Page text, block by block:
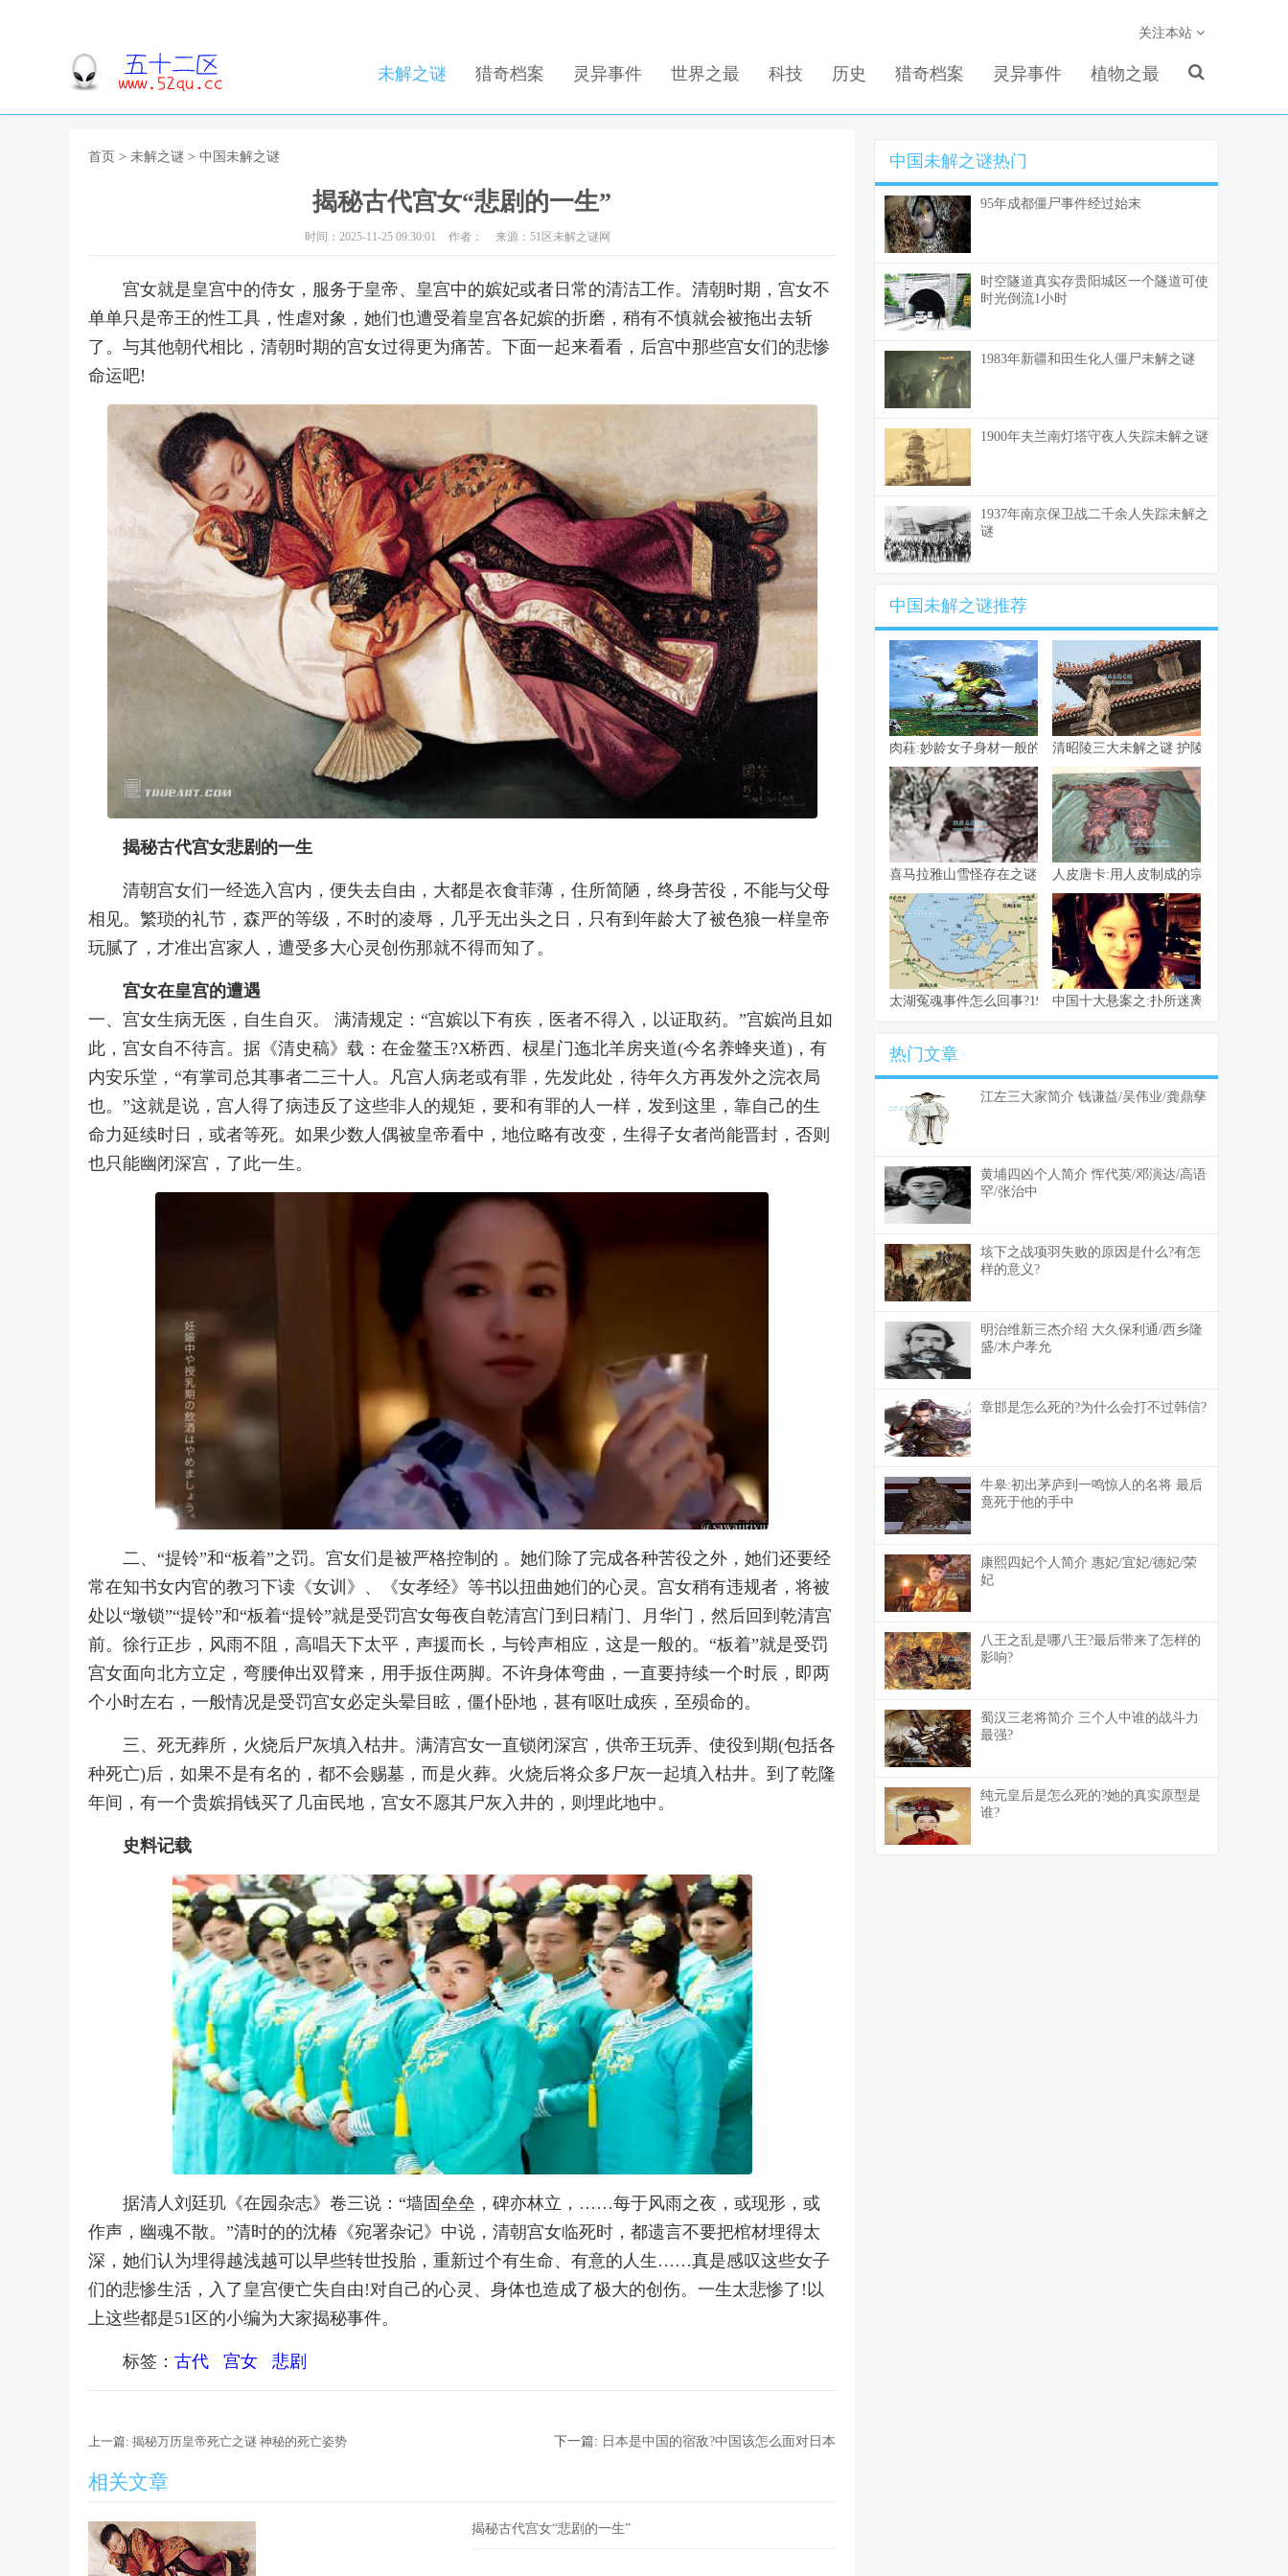
未解之谜 猎奇档案 灵异事件 世界之最 科技 历史 猎奇档案 灵异事件 植物之最
关注本站
首页 > 未解之谜 > 中国未解之谜
揭秘古代宫女“悲剧的一生”
时间：2025-11-25 09:30:01 作者： 来源：51区未解之谜网
宫女就是皇宫中的侍女，服务于皇帝、皇宫中的嫔妃或者日常的清洁工作。清朝时期，宫女不
单单只是帝王的性工具，性虐对象，她们也遭受着皇宫各妃嫔的折磨，稍有不慎就会被拖出去斩
了。与其他朝代相比，清朝时期的宫女过得更为痛苦。下面一起来看看，后宫中那些宫女们的悲惨
命运吧!
揭秘古代宫女悲剧的一生
清朝宫女们一经选入宫内，便失去自由，大都是衣食菲薄，住所简陋，终身苦役，不能与父母
相见。繁琐的礼节，森严的等级，不时的凌辱，几乎无出头之日，只有到年龄大了被色狼一样皇帝
玩腻了，才准出宫家人，遭受多大心灵创伤那就不得而知了。
宫女在皇宫的遭遇
一、宫女生病无医，自生自灭。 满清规定：“宫嫔以下有疾，医者不得入，以证取药。”宫嫔尚且如
此，宫女自不待言。据《清史稿》载：在金鳌玉?X桥西、棂星门迤北羊房夹道(今名养蜂夹道)，有
内安乐堂，“有掌司总其事者二三十人。凡宫人病老或有罪，先发此处，待年久方再发外之浣衣局
也。”这就是说，宫人得了病违反了这些非人的规矩，要和有罪的人一样，发到这里，靠自己的生
命力延续时日，或者等死。如果少数人偶被皇帝看中，地位略有改变，生得子女者尚能晋封，否则
也只能幽闭深宫，了此一生。
二、“提铃”和“板着”之罚。宫女们是被严格控制的 。她们除了完成各种苦役之外，她们还要经
常在知书女内官的教习下读《女训》、《女孝经》等书以扭曲她们的心灵。宫女稍有违规者，将被
处以“墩锁”“提铃”和“板着“提铃”就是受罚宫女每夜自乾清宫门到日精门、月华门，然后回到乾清宫
前。徐行正步，风雨不阻，高唱天下太平，声援而长，与铃声相应，这是一般的。“板着”就是受罚
宫女面向北方立定，弯腰伸出双臂来，用手扳住两脚。不许身体弯曲，一直要持续一个时辰，即两
个小时左右，一般情况是受罚宫女必定头晕目眩，僵仆卧地，甚有呕吐成疾，至殒命的。
三、死无葬所，火烧后尸灰填入枯井。满清宫女一直锁闭深宫，供帝王玩弄、使役到期(包括各
种死亡)后，如果不是有名的，都不会赐墓，而是火葬。火烧后将众多尸灰一起填入枯井。到了乾隆
年间，有一个贵嫔捐钱买了几亩民地，宫女不愿其尸灰入井的，则埋此地中。
史料记载
据清人刘廷玑《在园杂志》卷三说：“墙固垒垒，碑亦林立，……每于风雨之夜，或现形，或
作声，幽魂不散。”清时的的沈椿《宛署杂记》中说，清朝宫女临死时，都遗言不要把棺材埋得太
深，她们认为埋得越浅越可以早些转世投胎，重新过个有生命、有意的人生……真是感叹这些女子
们的悲惨生活，入了皇宫便亡失自由!对自己的心灵、身体也造成了极大的创伤。一生太悲惨了!以
上这些都是51区的小编为大家揭秘事件。
标签： 古代 宫女 悲剧
上一篇: 揭秘万历皇帝死亡之谜 神秘的死亡姿势 下一篇: 日本是中国的宿敌?中国该怎么面对日本
相关文章
揭秘古代宫女“悲剧的一生”
中国未解之谜热门
95年成都僵尸事件经过始末
时空隧道真实存贵阳城区一个隧道可使
时光倒流1小时
1983年新疆和田生化人僵尸未解之谜
1900年夫兰南灯塔守夜人失踪未解之谜
1937年南京保卫战二千余人失踪未解之
谜
中国未解之谜推荐
肉蓕:妙龄女子身材一般的植物 现实中是否真的存在?
清昭陵三大未解之谜 护陵兽身上为何拴
喜马拉雅山雪怪存在之谜 会是古巨猿的后代吗?
人皮唐卡:用人皮制成的宗教卷轴画 西
太湖冤魂事件怎么回事?1976年太湖冤魂事件经过回忆录
中国十大悬案之:扑所迷离的柏雪失踪案
热门文章
江左三大家简介 钱谦益/吴伟业/龚鼎孳
黄埔四凶个人简介 恽代英/邓演达/高语
罕/张治中
垓下之战项羽失败的原因是什么?有怎
样的意义?
明治维新三杰介绍 大久保利通/西乡隆
盛/木户孝允
章邯是怎么死的?为什么会打不过韩信?
牛皋:初出茅庐到一鸣惊人的名将 最后
竟死于他的手中
康熙四妃个人简介 惠妃/宜妃/德妃/荣
妃
八王之乱是哪八王?最后带来了怎样的
影响?
蜀汉三老将简介 三个人中谁的战斗力
最强?
纯元皇后是怎么死的?她的真实原型是
谁?